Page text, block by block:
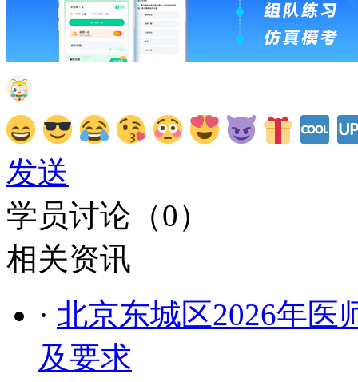
发送
学员讨论（0）
相关资讯
· 北京东城区2026年医
及要求